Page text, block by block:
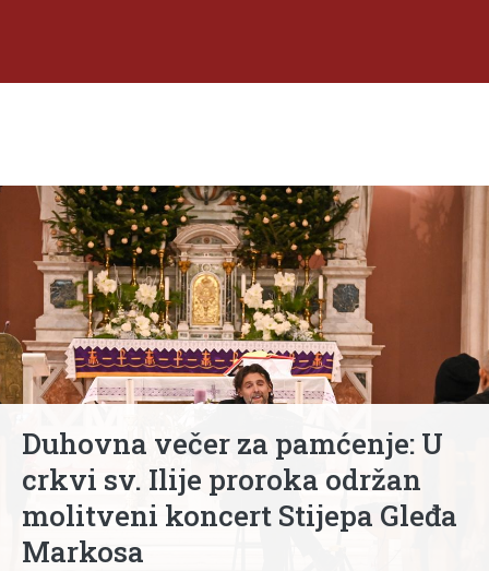
Duhovna večer za pamćenje: U
crkvi sv. Ilije proroka održan
molitveni koncert Stijepa Gleđa
Markosa